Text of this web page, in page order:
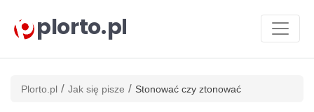
plorto.pl
Plorto.pl / Jak się pisze / Stonować czy ztonować